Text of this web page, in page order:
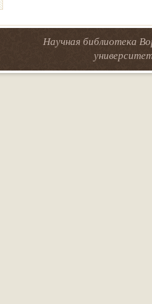
Научная библиотека